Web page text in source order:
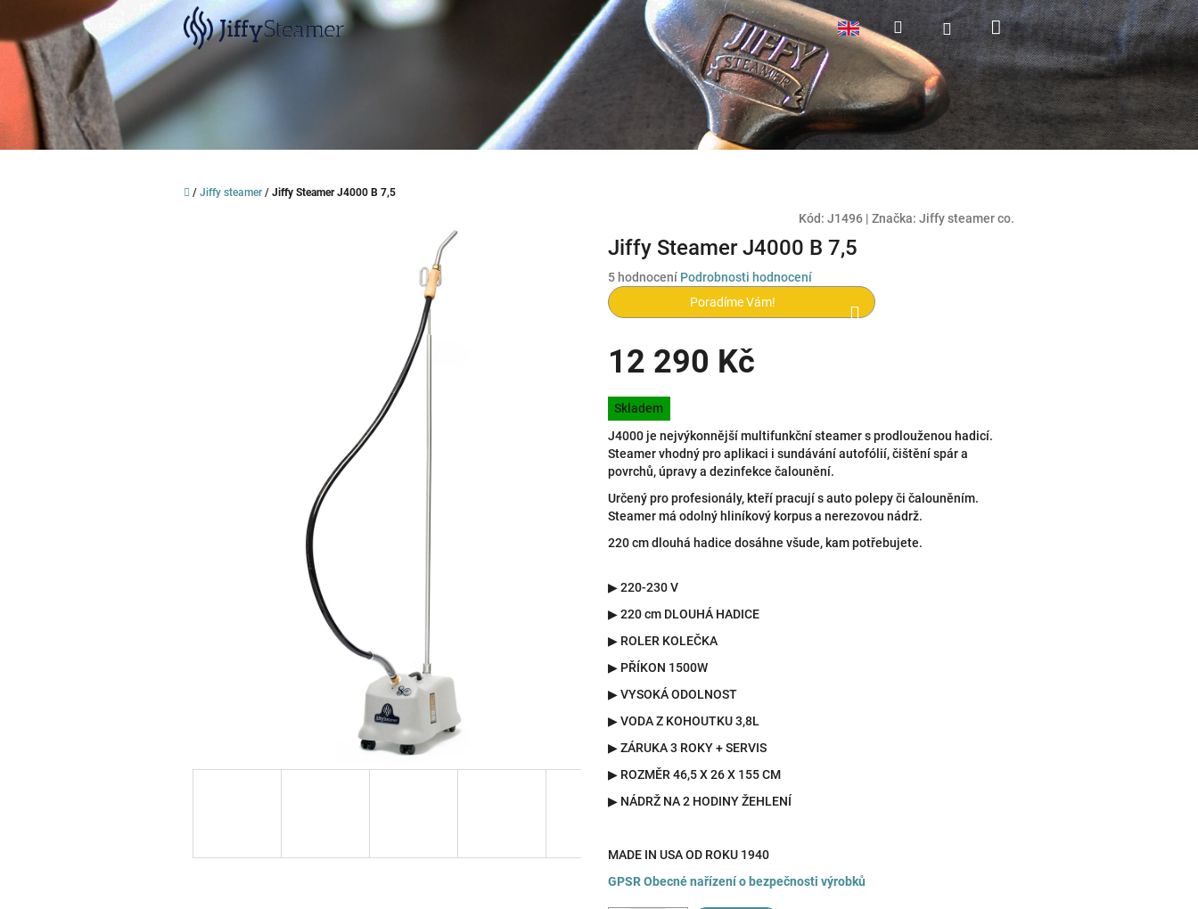
obsah
HledatPřihlášeníNákupní
košík
Domů
/ Jiffy steamer / Jiffy Steamer J4000 B 7,5
Kód: J1496 | Značka: Jiffy steamer co.
Jiffy Steamer J4000 B 7,5
Průměrné
hodnocení
produktu
5,0
hvězdiček.
5 hodnocení Podrobnosti hodnocení
Poradíme Vám!
12 290 Kč
Měrná
cena:
Skladem
J4000 je nejvýkonnější multifunkční steamer s prodlouženou hadicí.
Steamer vhodný pro aplikaci i sundávání autofólií, čištění spár a
povrchů, úpravy a dezinfekce čalounění.
Určený pro profesionály, kteří pracují s auto polepy či čalouněním.
Steamer má odolný hliníkový korpus a nerezovou nádrž.
220 cm dlouhá hadice dosáhne všude, kam potřebujete.
▶ 220-230 V
▶220 cm DLOUHÁ HADICE
▶ ROLER KOLEČKA
▶ PŘÍKON 1500W
▶ VYSOKÁ ODOLNOST
▶ VODA Z KOHOUTKU 3,8L
▶ ZÁRUKA 3 ROKY + SERVIS
▶ ROZMĚR 46,5 X 26 X 155 CM
▶ NÁDRŽ NA 2 HODINY ŽEHLENÍ
MADE IN USA OD ROKU 1940
GPSRObecné nařízení o bezpečnosti výrobků